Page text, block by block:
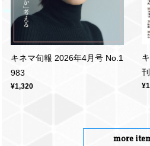
キネマ旬報 2026年4月号 No.1
983
¥1,320
more